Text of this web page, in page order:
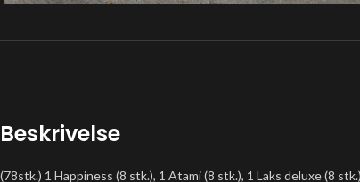
Beskrivelse
(78stk.) 1 Happiness (8 stk.), 1 Atami (8 stk.), 1 Laks deluxe (8